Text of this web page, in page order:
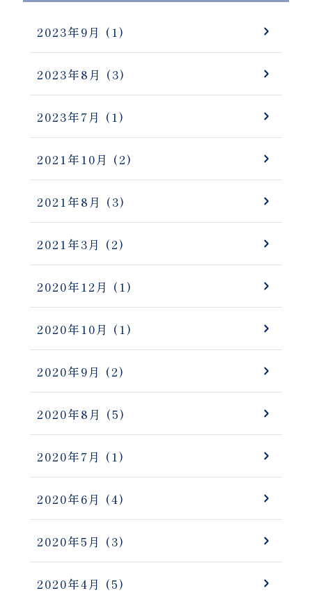
2023年9月 (1)
2023年8月 (3)
2023年7月 (1)
2021年10月 (2)
2021年8月 (3)
2021年3月 (2)
2020年12月 (1)
2020年10月 (1)
2020年9月 (2)
2020年8月 (5)
2020年7月 (1)
2020年6月 (4)
2020年5月 (3)
2020年4月 (5)